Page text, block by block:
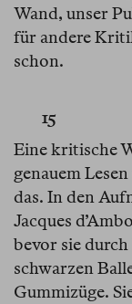
Wand, unser
für andere
schon.
15
Eine kritische
genauem
das. In den
Jacques
bevor sie
schwarzen
Gummizüge.